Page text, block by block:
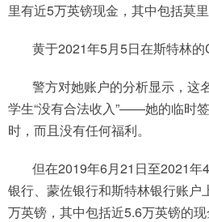
里有近5万英镑现金，其中包括莫
黄于2021年5月5日在斯特林的
警方对她账户的分析显示，这
学生“没有合法收入”——她的临时
时，而且没有任何福利。
但在2019年6月21日至2021年
银行、蒙佐银行和斯特林银行账户
万英镑，其中包括近5.6万英镑的